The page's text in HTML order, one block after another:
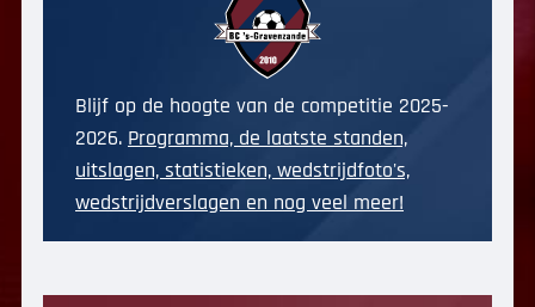
Blijf op de hoogte van de competitie 2025-
2026. Programma, de laatste standen,
uitslagen, statistieken, wedstrijdfoto's,
wedstrijdverslagen en nog veel meer!